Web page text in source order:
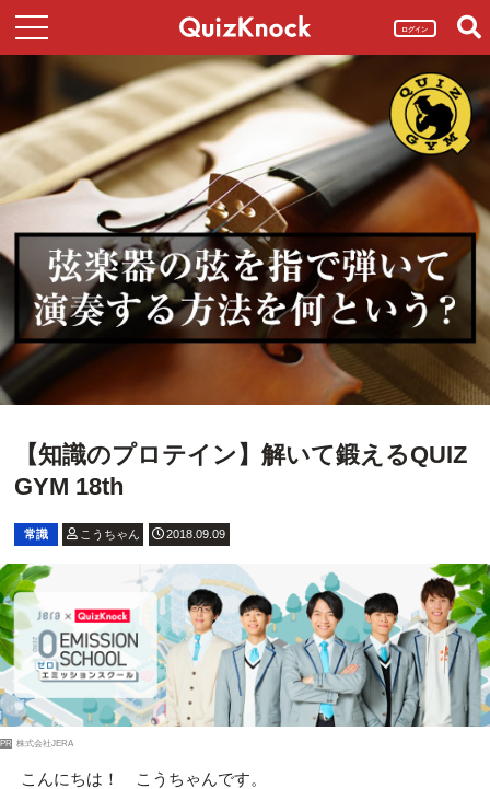
ログイン
【知識のプロテイン】解いて鍛えるQUIZ
GYM 18th
常識 こうちゃん 2018.09.09
PR 株式会社JERA
こんにちは！ こうちゃんです。